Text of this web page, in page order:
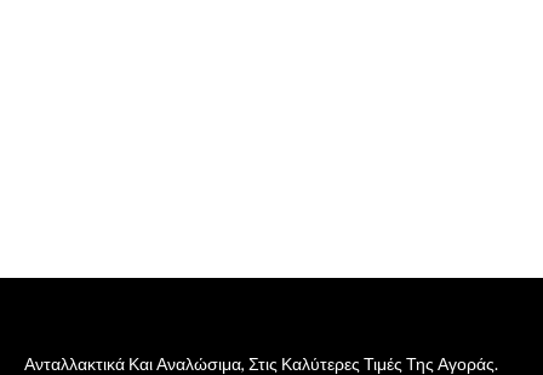
Ανταλλακτικά Και Αναλώσιμα, Στις Καλύτερες Τιμές Της Αγοράς.